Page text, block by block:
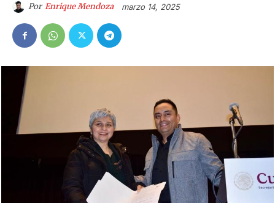
Por Enrique Mendoza marzo 14, 2025